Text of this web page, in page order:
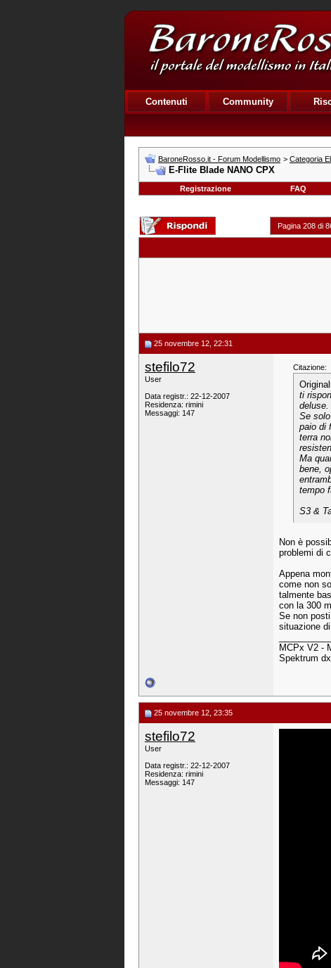
Contenuti Community
BaroneRosso.it - Forum Modellismo > Categoria
E-Flite Blade NANO CPX
Registrazione
FAQ
Pagina 208 di
25 novembre 12, 22:31
stefilo72
User
Data registr.: 22-12-2007
Residenza: rimini
Messaggi: 147
Citazione:
ti
deluse.
Se
paio di
terra
Ma
bene,
tempo
S3 &
Non è
problemi di
Appena
come non
talmente
con la 300
Se non
situazione
MCPx V2 -
Spektrum
25 novembre 12, 23:35
stefilo72
User
Data registr.: 22-12-2007
Residenza: rimini
Messaggi: 147